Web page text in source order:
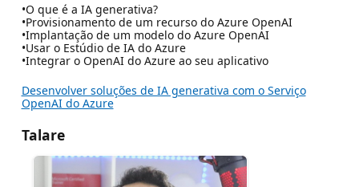
•O que é a IA generativa?
•Provisionamento de um recurso do Azure OpenAI
•Implantação de um modelo do Azure OpenAI
•Usar o Estúdio de IA do Azure
•Integrar o OpenAI do Azure ao seu aplicativo
Desenvolver soluções de IA generativa com o Serviço
OpenAI do Azure
Talare